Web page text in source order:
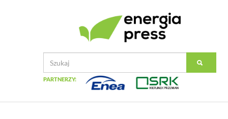
PARTNERZY: